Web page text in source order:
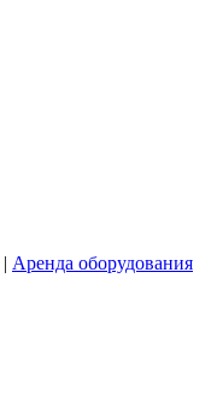
| Аренда оборудования